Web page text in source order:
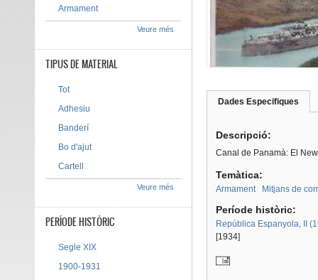
Dades Especifiques
Descripció:
Canal de Panamà: El
Temàtica:
Armament Mitjans de
Període històric:
República Espanyola, II
[1934]
Armament
Veure més
TIPUS DE MATERIAL
Tot
Adhesiu
Banderí
Bo d'ajut
Cartell
Veure més
PERÍODE HISTÒRIC
Segle XIX
1900-1931